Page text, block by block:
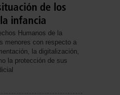
de los
infancia
Humanos de la
menores con respecto a
la digitalización,
la protección de sus